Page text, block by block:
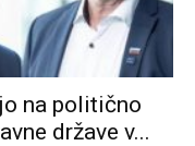
na politično
države v...